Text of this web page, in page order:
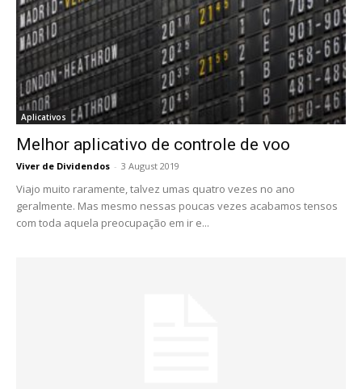
Aplicativos
Melhor aplicativo de controle de voo
Viver de Dividendos - 3 August 2019
Viajo muito raramente, talvez umas quatro vezes no ano
geralmente. Mas mesmo nessas poucas vezes acabamos tensos
com toda aquela preocupação em ir e...